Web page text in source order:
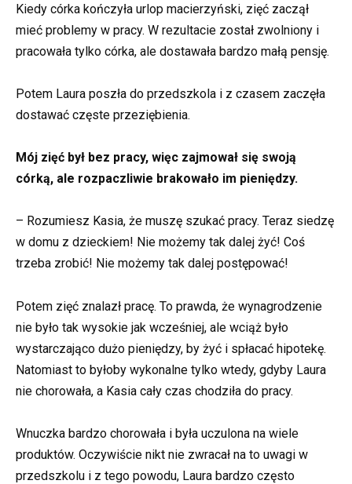
Kiedy córka kończyła urlop macierzyński, zięć zaczął
mieć problemy w pracy. W rezultacie został zwolniony i
pracowała tylko córka, ale dostawała bardzo małą pensję.
Potem Laura poszła do przedszkola i z czasem zaczęła
dostawać częste przeziębienia.
Mój zięć był bez pracy, więc zajmował się swoją
córką, ale rozpaczliwie brakowało im pieniędzy.
– Rozumiesz Kasia, że muszę szukać pracy. Teraz siedzę
w domu z dzieckiem! Nie możemy tak dalej żyć! Coś
trzeba zrobić! Nie możemy tak dalej postępować!
Potem zięć znalazł pracę. To prawda, że wynagrodzenie
nie było tak wysokie jak wcześniej, ale wciąż było
wystarczająco dużo pieniędzy, by żyć i spłacać hipotekę.
Natomiast to byłoby wykonalne tylko wtedy, gdyby Laura
nie chorowała, a Kasia cały czas chodziła do pracy.
Wnuczka bardzo chorowała i była uczulona na wiele
produktów. Oczywiście nikt nie zwracał na to uwagi w
przedszkolu i z tego powodu, Laura bardzo często